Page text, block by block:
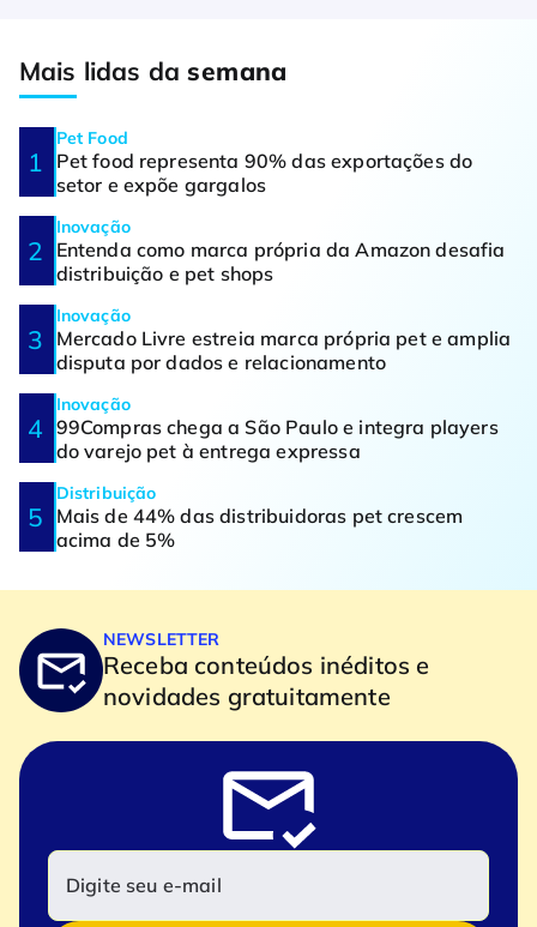
Mais lidas dasemana
Pet Food
Pet food representa 90% das exportações do
setor e expõe gargalos
Inovação
Entenda como marca própria da Amazon desafia
distribuição e pet shops
Inovação
Mercado Livre estreia marca própria pet e amplia
disputa por dados e relacionamento
Inovação
99Compras chega a São Paulo e integra players
do varejo pet à entrega expressa
Distribuição
Mais de 44% das distribuidoras pet crescem
acima de 5%
NEWSLETTER
Receba conteúdos inéditos e
novidades gratuitamente